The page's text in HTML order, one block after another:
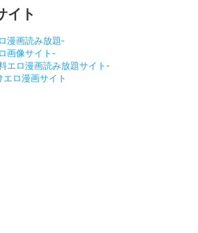
イト
漫画読み放題‐
画像サイト‐
エロ漫画読み放題サイト‐
ロ漫画サイト